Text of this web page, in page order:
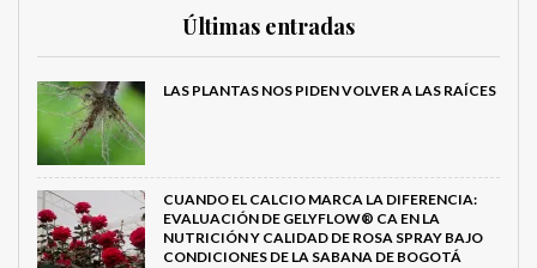
Últimas entradas
LAS PLANTAS NOS PIDEN VOLVER A LAS RAÍCES
CUANDO EL CALCIO MARCA LA DIFERENCIA:
EVALUACIÓN DE GELYFLOW® CA EN LA
NUTRICIÓN Y CALIDAD DE ROSA SPRAY BAJO
CONDICIONES DE LA SABANA DE BOGOTÁ